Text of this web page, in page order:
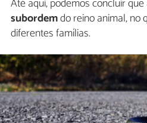
Até aqui, podemos concluir
subordemdo reino animal, no
diferentes famílias.